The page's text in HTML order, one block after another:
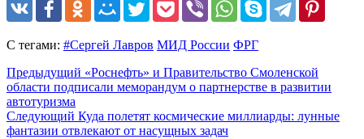
С тегами: #Сергей Лавров МИД России ФРГ
Предыдущий «Роснефть» и Правительство Смоленской
области подписали меморандум о партнерстве в развитии
автотуризма
Следующий Куда полетят космические миллиарды: лунные
фантазии отвлекают от насущных задач